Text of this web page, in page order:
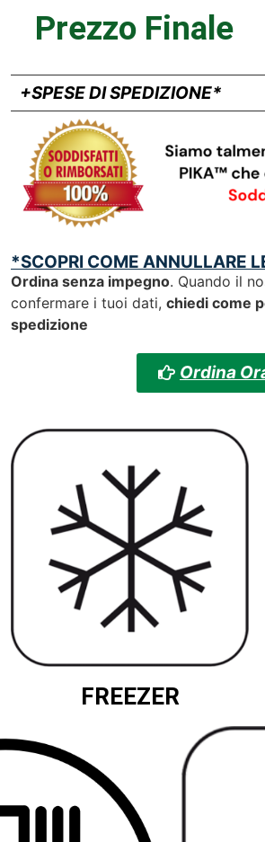
Prezzo Finale
+SPESE DI SPEDIZIONE*
*SCOPRI COME ANNULLARE
Ordina senza impegno. Quando il
confermare i tuoi dati, chiedi come
spedizione
Ordina
FREEZER